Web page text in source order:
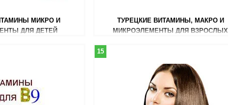
МИКРО И
ДЛЯ ДЕТЕЙ
ТУРЕЦКИЕ ВИТАМИНЫ, МАКРО И
МИКРОЭЛЕМЕНТЫ ДЛЯ ВЗРОСЛЫХ
15